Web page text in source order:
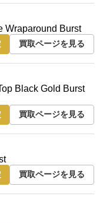
Wraparound Burst
買取ページを見る
Black Gold Burst
買取ページを見る
買取ページを見る